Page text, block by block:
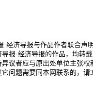
经济导报与作品作者联合声明
报·经济导报的作品，均转载
议者应与原出处单位主张权
问题需要同本网联系的，请